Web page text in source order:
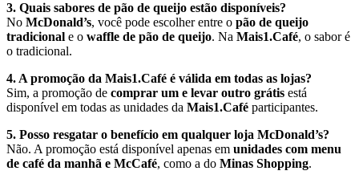
3. Quais sabores de pão de queijo estão disponíveis?
No McDonald’s, você pode escolher entre o pão de queijo
tradicional e o waffle de pão de queijo. Na Mais1.Café, o sabor é
o tradicional.
4. A promoção da Mais1.Café é válida em todas as lojas?
Sim, a promoção de comprar um e levar outro grátis está
disponível em todas as unidades da Mais1.Café participantes.
5. Posso resgatar o benefício em qualquer loja McDonald’s?
Não. A promoção está disponível apenas em unidades com menu
de café da manhã e McCafé, como a do Minas Shopping.